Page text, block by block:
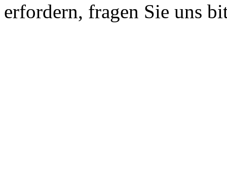
erfordern, fragen Sie uns